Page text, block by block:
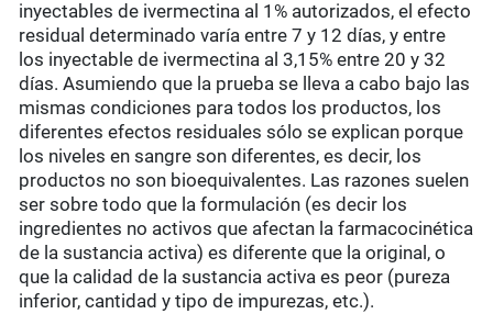
inyectables de ivermectina al 1% autorizados, el efecto
residual determinado varía entre 7 y 12 días, y entre
los inyectable de ivermectina al 3,15% entre 20 y 32
días. Asumiendo que la prueba se lleva a cabo bajo las
mismas condiciones para todos los productos, los
diferentes efectos residuales sólo se explican porque
los niveles en sangre son diferentes, es decir, los
productos no son bioequivalentes. Las razones suelen
ser sobre todo que la formulación (es decir los
ingredientes no activos que afectan la farmacocinética
de la sustancia activa) es diferente que la original, o
que la calidad de la sustancia activa es peor (pureza
inferior, cantidad y tipo de impurezas, etc.).